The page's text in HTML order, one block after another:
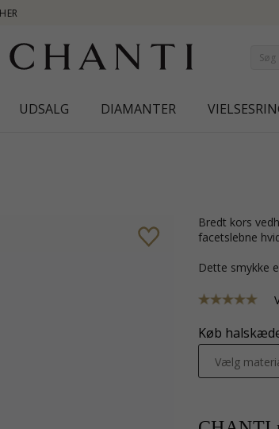
UDSALG DIAMANTER
bredt kors vedhæng i 9 karat guld med rhodium med blank overflade og 11
facetslebne
Dette
Køb
Vælg